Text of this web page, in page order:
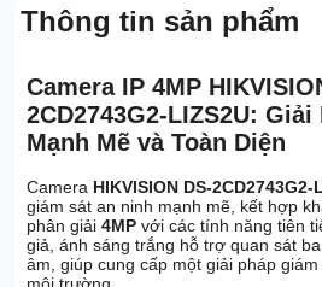
Thông tin sản phẩm
Camera IP 4MP
2CD2743G2-LIZS2U:
Mạnh Mẽ và Toàn Diện
Camera HIKVISION DS-2CD2743G2-
giám sát an ninh mạnh mẽ, kết hợp
phân giải4MP với các tính năng tiên
giả, ánh sáng trắng hỗ trợ quan sát
âm, giúp cung cấp một giải pháp